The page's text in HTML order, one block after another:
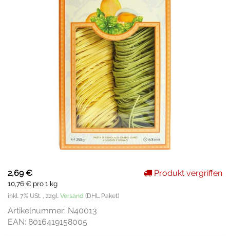
2,69 €
10,76 € pro 1 kg
inkl. 7% USt. , zzgl. Versand (DHL Paket)
Produkt vergriffen
Artikelnummer: N40013
EAN: 8016419158005